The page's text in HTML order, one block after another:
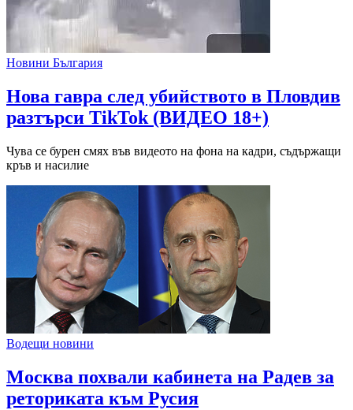
Новини България
Нова гавра след убийството в Пловдив
разтърси TikTok (ВИДЕО 18+)
Чува се бурен смях във видеото на фона на кадри, съдържащи
кръв и насилие
Водещи новини
Москва похвали кабинета на Радев за
реториката към Русия